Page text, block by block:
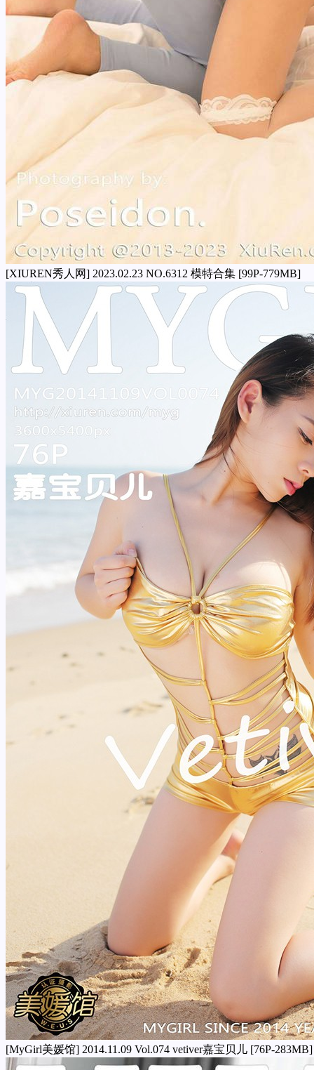
[XIUREN秀人网] 2023.02.23 NO.6312 模特合集 [99P-779MB]
[MyGirl美媛馆] 2014.11.09 Vol.074 vetiver嘉宝贝儿 [76P-283MB]